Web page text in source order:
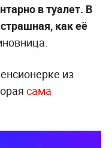
в туалет. В
как её
из
сама